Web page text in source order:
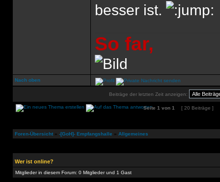
besser ist.
So far,
Nach oben
Beiträge der letzten Zeit anzeigen:
Seite 1 von 1 [ 20 Beiträge ]
Foren-Übersicht » -[GoH]- Empfangshalle » Allgemeines
Wer ist online?
Mitglieder in diesem Forum: 0 Mitglieder und 1 Gast